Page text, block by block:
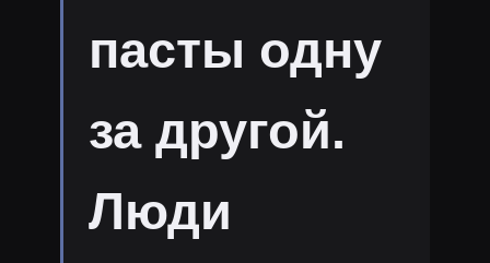
пасты одну
за другой.
Люди